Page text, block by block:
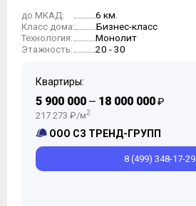
до МКАД: 6 км.
Класс дома: Бизнес-класс
Технология: Монолит
Этажность: 20 - 30
Квартиры:
5 900 000 — 18 000 000₽
217 273 ₽/м2
ООО СЗ ТРЕНД-ГРУПП
8 (499) 348-17-29